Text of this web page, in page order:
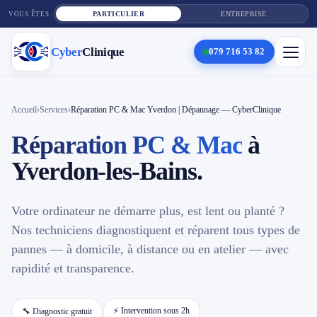
VOUS ÊTES : PARTICULIER ENTREPRISE
CyberClinique 079 716 53 82
Cyber Clinique ×
Services
Tarifs
Accueil›Services›Réparation PC & Mac Yverdon | Dépannage — CyberClinique
Réparation PC & Mac à
Yverdon-les-Bains.
Votre ordinateur ne démarre plus, est lent ou planté ?
Nos techniciens diagnostiquent et réparent tous types de
pannes — à domicile, à distance ou en atelier — avec
rapidité et transparence.
🔧 Diagnostic gratuit ⚡ Intervention sous 2h